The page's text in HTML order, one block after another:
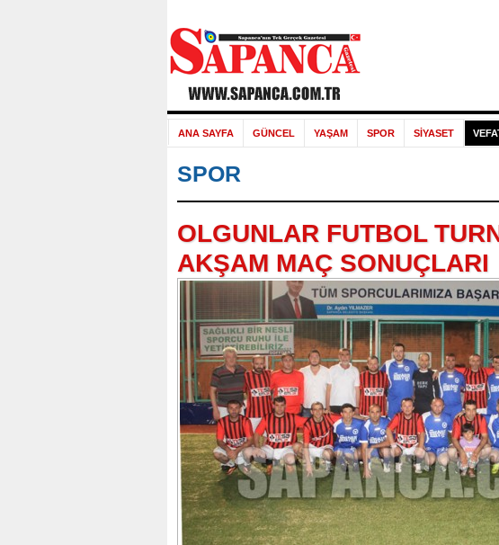
ANA SAYFA GÜNCEL YAŞAM SPOR SİYASET
SPOR
OLGUNLAR FUTBOL
AKŞAM MAÇ SONUÇLARI